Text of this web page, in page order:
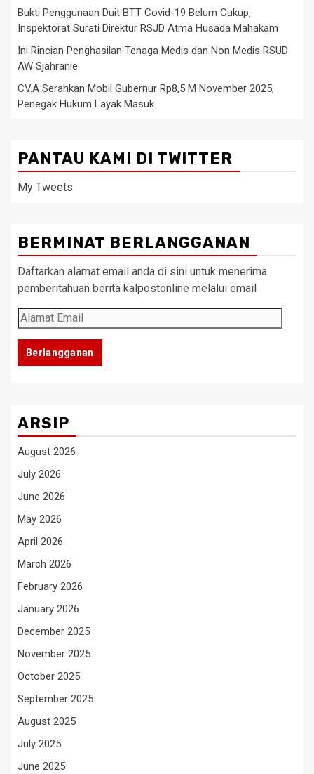
Bukti Penggunaan Duit BTT Covid-19 Belum Cukup,
Inspektorat Surati Direktur RSJD Atma Husada Mahakam
Ini Rincian Penghasilan Tenaga Medis dan Non Medis RSUD
AW Sjahranie
CV.A Serahkan Mobil Gubernur Rp8,5 M November 2025,
Penegak Hukum Layak Masuk
PANTAU KAMI DI TWITTER
My Tweets
BERMINAT BERLANGGANAN
Daftarkan alamat email anda di sini untuk menerima
pemberitahuan berita kalpostonline melalui email
Alamat
Email
Berlangganan
ARSIP
August 2026
July 2026
June 2026
May 2026
April 2026
March 2026
February 2026
January 2026
December 2025
November 2025
October 2025
September 2025
August 2025
July 2025
June 2025